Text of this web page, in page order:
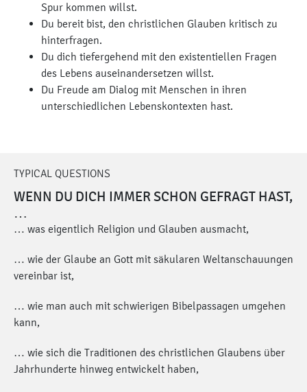
Spur kommen willst.
Du bereit bist, den christlichen Glauben kritisch zu
hinterfragen.
Du dich tiefergehend mit den existentiellen Fragen
des Lebens auseinandersetzen willst.
Du Freude am Dialog mit Menschen in ihren
unterschiedlichen Lebenskontexten hast.
TYPICAL QUESTIONS
WENN DU DICH IMMER SCHON GEFRAGT HAST,
…
… was eigentlich Religion und Glauben ausmacht,
… wie der Glaube an Gott mit säkularen Weltanschauungen
vereinbar ist,
… wie man auch mit schwierigen Bibelpassagen umgehen
kann,
… wie sich die Traditionen des christlichen Glaubens über
Jahrhunderte hinweg entwickelt haben,